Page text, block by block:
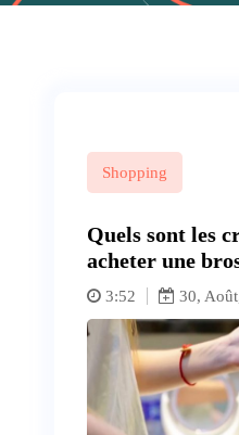
Shopping
Quels sont les
acheter une
3:52 30,